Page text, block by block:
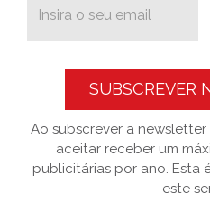
SUBSCREVER
Ao subscrever a
aceitar receber um
publicitárias por ano. Esta
este